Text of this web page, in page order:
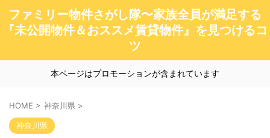
ファミリー物件さがし隊〜家族全員が満足する
『未公開物件＆おススメ賃貸物件』を見つけるコ
ツ
本ページはプロモーションが含まれています
HOME > 神奈川県 >
神奈川県